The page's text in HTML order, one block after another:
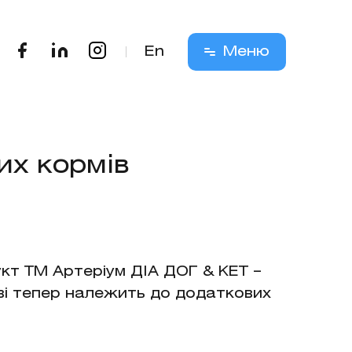
En Меню
кормів
ТМ Артеріум ДІА ДОГ & КЕТ –
тепер належить до додаткових